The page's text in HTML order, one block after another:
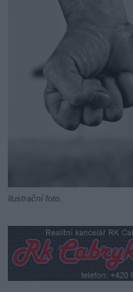
Ilustrační foto.